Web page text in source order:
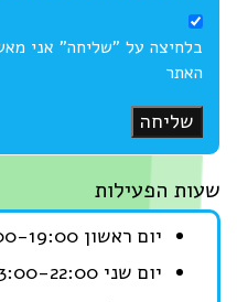
בלחיצה על "שליחה" אני מאשר/
האתר
שליחה
הפעילות
יום ראשון 8:00-19:00
יום שני 13:00-22:00